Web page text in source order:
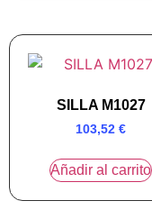
SILLA M1027
103,52 €
Añadir al carrito